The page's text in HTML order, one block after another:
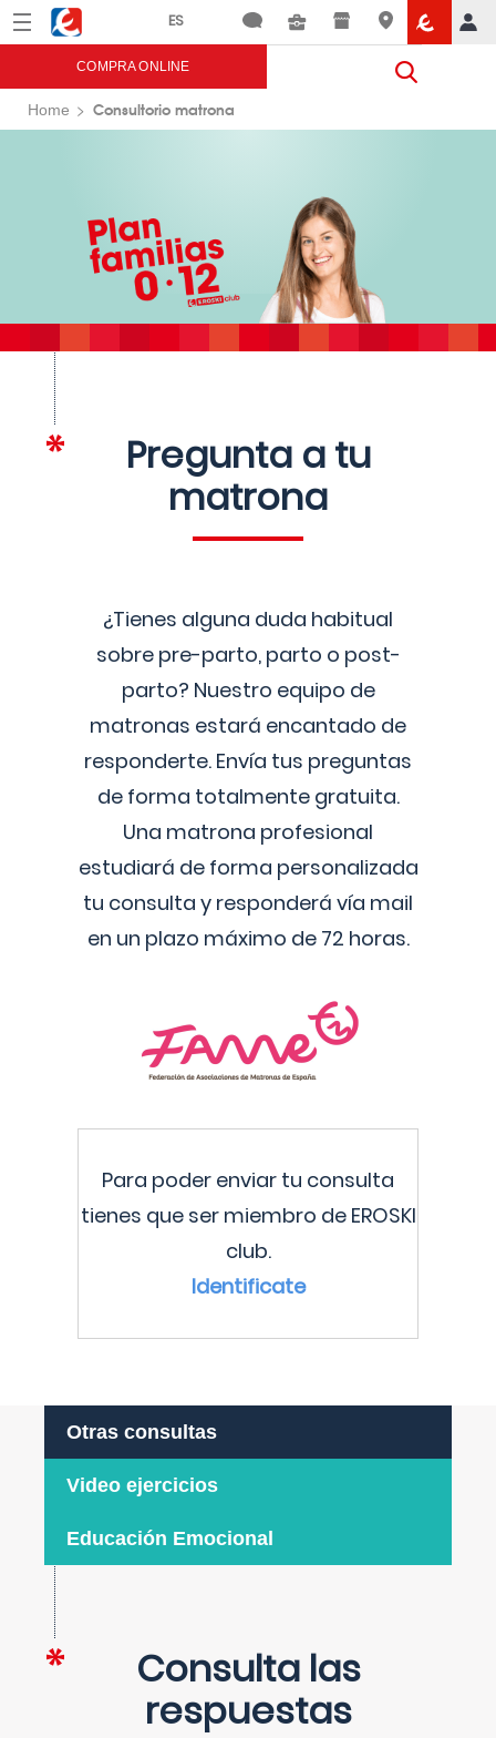
Menú Eroski
COMPRA ONLINE
Home Consultorio matrona
Pregunta a tu
matrona
¿Tienes alguna duda habitual
sobre pre-parto, parto o post-
parto? Nuestro equipo de
matronas estará encantado de
responderte. Envía tus preguntas
de forma totalmente gratuita.
Una matrona profesional
estudiará de forma personalizada
tu consulta y responderá vía mail
en un plazo máximo de 72 horas.
Para poder enviar tu consulta
tienes que ser miembro de EROSKI
club.
Identificate
Otras consultas
Video ejercicios
Educación Emocional
Consulta las
respuestas